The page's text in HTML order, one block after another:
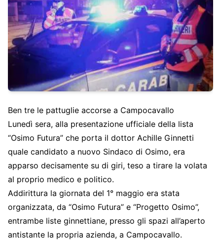
Ben tre le pattuglie accorse a Campocavallo
Lunedì sera, alla presentazione ufficiale della lista
“Osimo Futura” che porta il dottor Achille Ginnetti
quale candidato a nuovo Sindaco di Osimo, era
apparso decisamente su di giri, teso a tirare la volata
al proprio medico e politico.
Addirittura la giornata del 1° maggio era stata
organizzata, da “Osimo Futura” e “Progetto Osimo”,
entrambe liste ginnettiane, presso gli spazi all’aperto
antistante la propria azienda, a Campocavallo.